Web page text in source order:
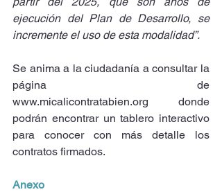
ejecución del Plan de Desarrollo, se
incremente el uso de esta modalidad”.
Se anima a la ciudadanía a consultar la
www.micalicontratabien.org donde
podrán encontrar un tablero interactivo
para conocer con más detalle los
contratos firmados.
Anexo